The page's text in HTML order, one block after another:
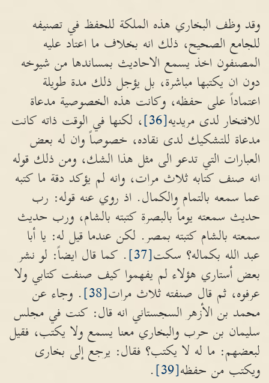
وقد وظف البخاري هذه الملكة للحفظ في تصنيفه
للجامع الصحيح، ذلك انه بخلاف ما اعتاد عليه
المصنفون اخذ يسمع الاحاديث بمساندها من شيوخه
دون ان يكتبها مباشرة، بل يؤجل ذلك مدة طويلة
اعتماداً على حفظه، وكانت هذه الخصوصية مدعاة
للافتخار لدى مريديه[36]
، لكنها في الوقت ذاته كانت
مدعاة للتشكيك لدى نقاده، خصوصاً وان له بعض
العبارات التي تدعو الى مثل هذا الشك، ومن ذلك قوله
انه صنف كتابه ثلاث مرات، وانه لم يؤكد دقة ما كتبه
عما سمعه بالتمام والكمال. اذ روي عنه قوله: رب
حديث سمعته يوماً بالبصرة كتبته بالشام، ورب حديث
سمعته بالشام كتبته بمصر. لكن عندما قيل له: يا أبا
عبد الله بكماله؟ سكت[37]
. كما قال ايضاً: لو نشر
بعض أستاري هؤلاء لم يفهموا كيف صنفت كتابي ولا
عرفوه، ثم قال صنفته ثلاث مرات[38]
. وجاء عن
محمد بن الأزهر السجستاني انه قال: كنت في مجلس
سليمان بن حرب والبخاري معنا يسمع ولا يكتب، فقيل
لبعضهم: ما له لا يكتب؟ فقال: يرجع إلى بخارى
ويكتب من حفظه[39]
.